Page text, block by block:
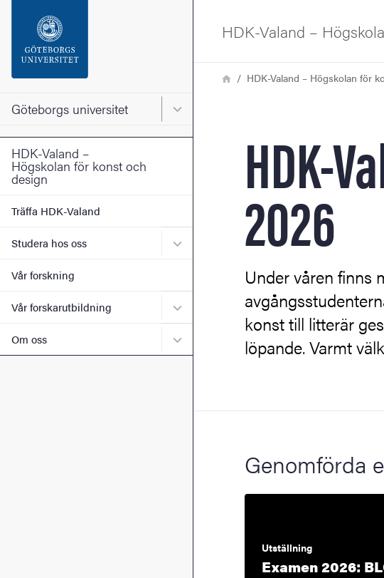
Sidfoten
Om webbplatsen
Göteborgs universitet Huvudmeny för Göteborgs universitet
HDK-Valand –
Högskolan för konst och
design
Träffa HDK-Valand
Studera hos oss Undermeny för Studera hos oss
Vår forskning
Vår forskarutbildning Undermeny för Vår forskarutbildning
Om oss Undermeny för Om oss
HDK-Valand –
LänkstigHemHDK-Valand – Högskolan för
HDK-
2026
Under våren finns
konst till litterär
löpande. Varmt
Genomförda
Utställning
Examen 2026: